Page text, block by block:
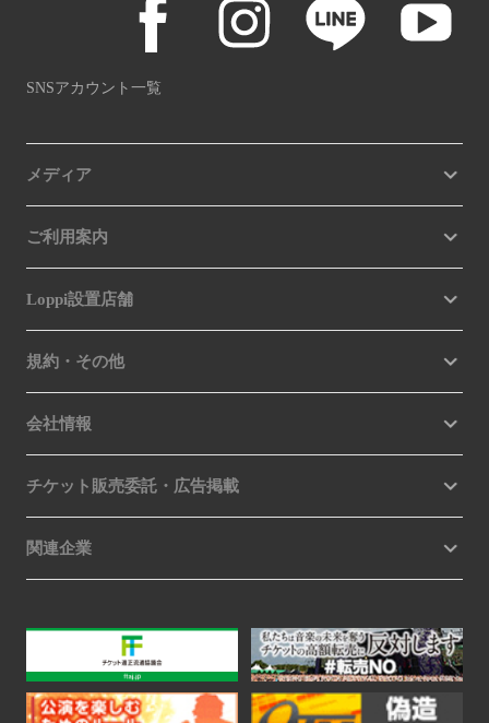
SNSアカウント一覧
メディア
ご利用案内
Loppi設置店舗
規約・その他
会社情報
チケット販売委託・広告掲載
関連企業